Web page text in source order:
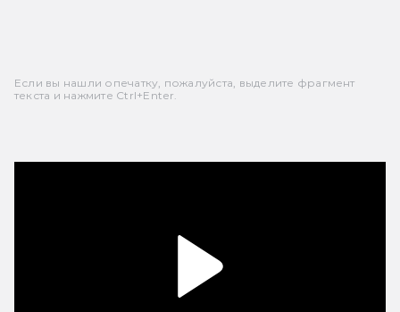
Если вы нашли опечатку, пожалуйста, выделите фрагмент
текста и нажмите Ctrl+Enter.